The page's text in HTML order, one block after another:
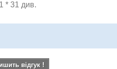
* 31 див.
відгук !